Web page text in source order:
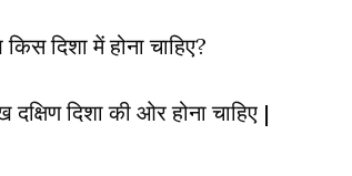
दिशा में होना चाहिए?
दिशा की ओर होना चाहिए |